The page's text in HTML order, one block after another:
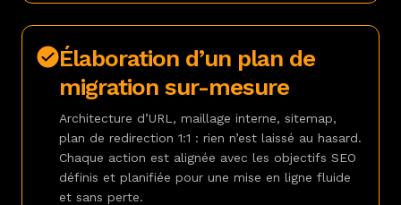
Élaboration d’un plan de
migration sur-mesure
Architecture d’URL, maillage interne, sitemap,
plan de redirection 1:1 : rien n’est laissé au hasard.
Chaque action est alignée avec les objectifs SEO
définis et planifiée pour une mise en ligne fluide
et sans perte.